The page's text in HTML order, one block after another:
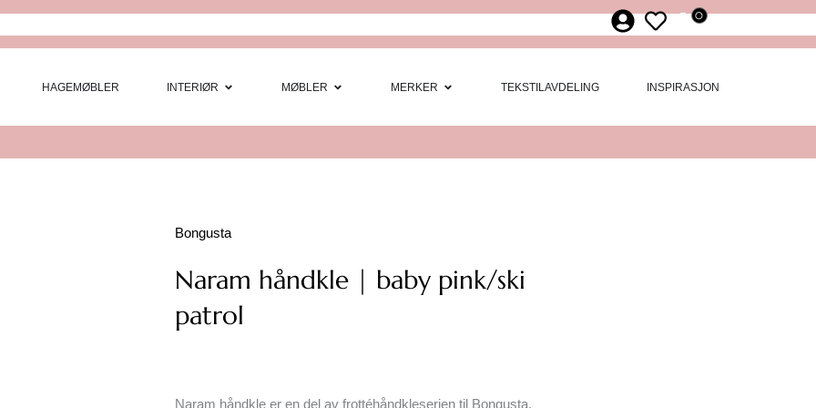
0
HAGEMØBLER INTERIØR Open Interiør
MØBLER Open Møbler
MERKER Open Merker
TEKSTILAVDELING INSPIRASJON
Bongusta
Naram håndkle | baby pink/ski
patrol
Naram håndkle er en del av frottéhåndkleserien til Bongusta,